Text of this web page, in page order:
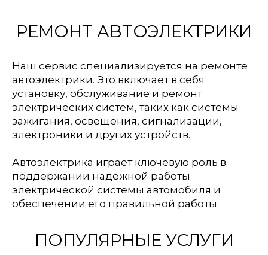
РЕМОНТ АВТОЭЛЕКТРИКИ
Наш сервис специализируется на ремонте
автоэлектрики. Это включает в себя
установку, обслуживание и ремонт
электрических систем, таких как системы
зажигания, освещения, сигнализации,
электроники и других устройств.
Автоэлектрика играет ключевую роль в
поддержании надежной работы
электрической системы автомобиля и
обеспечении его правильной работы.
ПОПУЛЯРНЫЕ УСЛУГИ